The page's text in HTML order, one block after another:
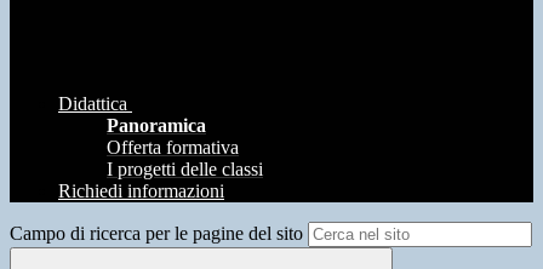
Didattica
Panoramica
Offerta formativa
I progetti delle classi
Richiedi informazioni
Campo di ricerca per le pagine del sito